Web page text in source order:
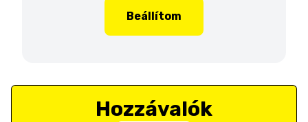
Beállítom
Hozzávalók